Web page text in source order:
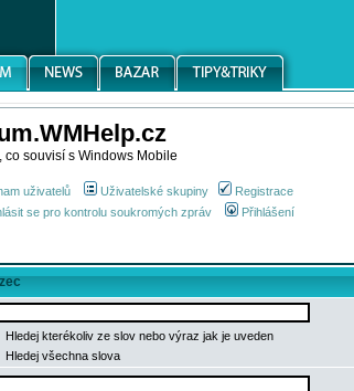
co souvisí s Windows Mobile
uživatelů Uživatelské skupiny
Registrace
se pro kontrolu soukromých zpráv Přihlášení
Hledej kterékoliv ze slov nebo výraz jak je uveden
Hledej všechna slova